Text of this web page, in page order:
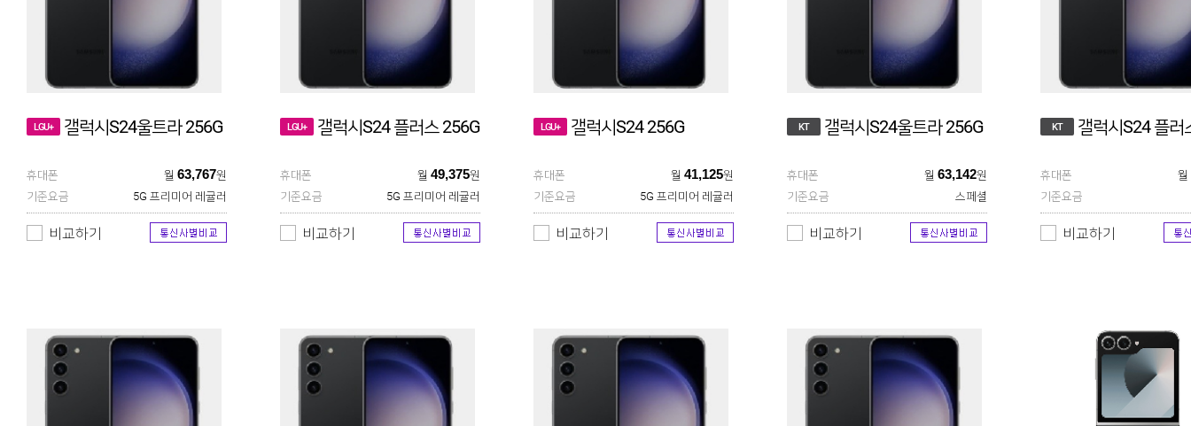
LGU+ 갤럭시S24울트라 256G
휴대폰 월 63,767원
기준요금
5G 프리미어 레귤러
비교하기
LGU+ 갤럭시S24 플러스 256G
휴대폰 월 49,375원
기준요금
5G 프리미어 레귤러
비교하기
LGU+ 갤럭시S24 256G
휴대폰 월 41,125원
기준요금
5G 프리미어 레귤러
비교하기
KT 갤럭시S24울트라 256G
휴대폰 월 63,142원
기준요금
스페셜
비교하기
KT 갤럭시S24 플러
휴대폰
월
기준요금
비교하기